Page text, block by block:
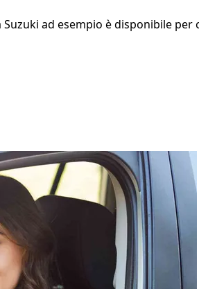
ad esempio è disponibile per